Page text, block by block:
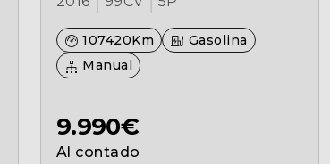
107420Km
Gasolina
Manual
9.990€
Al contado